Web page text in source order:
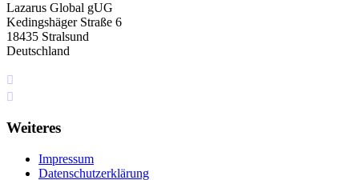
Lazarus Global gUG
Kedingshäger Straße 6
18435 Stralsund
Deutschland
Weiteres
Impressum
Datenschutzerklärung